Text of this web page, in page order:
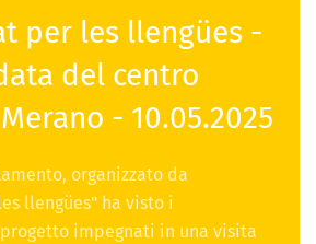
per les llengües -
del centro
- 10.05.2025
organizzato da
llengües" ha visto i
impegnati in una visita